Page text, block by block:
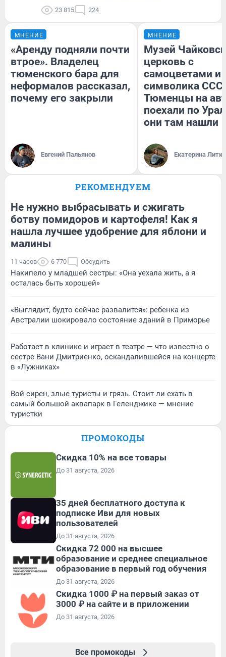
23 815 224
МНЕНИЕ
«Аренду подняли почти
втрое». Владелец
тюменского бара для
неформалов рассказал,
почему его закрыли
Евгений Пальянов
МНЕНИЕ
Музей
церковь с
самоцветами и
символика
Тюменцы на
поехали по
они там нашли
Екатерина
РЕКОМЕНДУЕМ
Не нужно выбрасывать и сжигать
ботву помидоров и картофеля! Как я
нашла лучшее удобрение для яблони и
малины
11 часов 6 770 Обсудить
Накипело у младшей сестры: «Она уехала жить, а я
осталась быть хорошей»
«Выглядит, будто сейчас развалится»: ребенка из
Австралии шокировало состояние зданий в Приморье
Работает в клинике и играет в театре — что известно о
сестре Вани Дмитриенко, оскандалившейся на концерте
в «Лужниках»
Вой сирен, злые туристы и грязь. Стоит ли ехать в
самый большой аквапарк в Геленджике — мнение
туристки
ПРОМОКОДЫ
Скидка 10% на все товары
До 31 августа, 2026
35 дней бесплатного доступа к
подписке Иви для новых
пользователей
До 31 августа, 2026
Скидка 72 000 на высшее
образование и среднее специальное
образование в первый год обучения
До 31 августа, 2026
Скидка 1000 ₽ на первый заказ от
3000 ₽ на сайте и в приложении
До 31 августа, 2026
Все промокоды